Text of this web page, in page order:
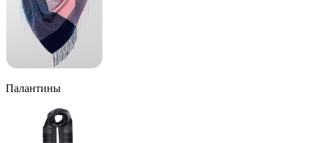
Палантины